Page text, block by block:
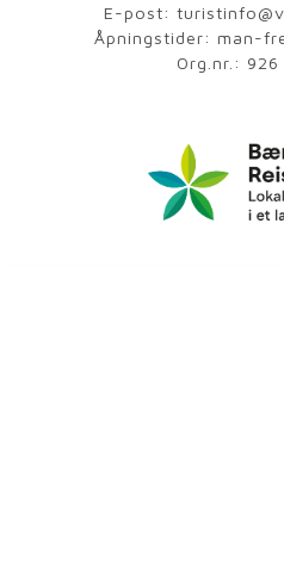
E-post:
Åpningstider: man-
Org.nr.: